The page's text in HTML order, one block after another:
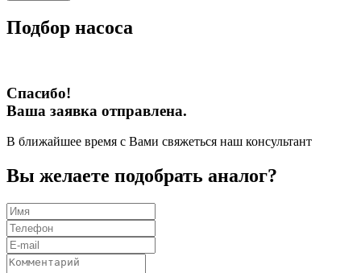
Подбор насоса
Спасибо!
Ваша заявка отправлена.
В ближайшее время с Вами свяжеться наш консультант
Вы желаете подобрать аналог?